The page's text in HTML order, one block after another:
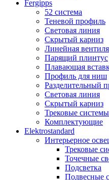
Fergipps
52 система
Теневой профиль
Световая линия
Скрытый карниз
Линейная
Парящий плинтус
Плавающая
Профиль для ниш
Разделительный
Световая линия
Скрытый карниз
Трековые
Комплектующие
Elektrostandard
Интерьерное
Трековые
Точечные
Подсветка
Подвесные